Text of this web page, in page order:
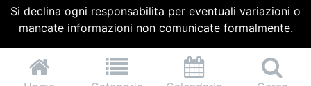
Si declina ogni responsabilita per eventuali variazioni o
mancate informazioni non comunicate formalmente.